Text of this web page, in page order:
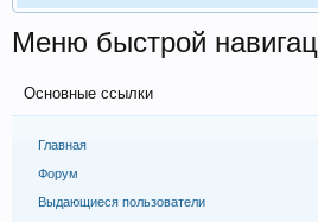
Меню быстрой
Основные ссылки
Главная
Форум
Выдающиеся пользователи